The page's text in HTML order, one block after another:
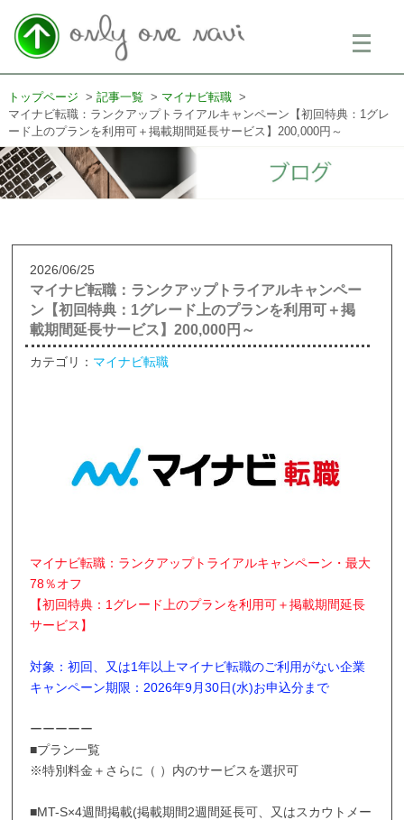
メ
ニ
ー
く
トップページ 記事一覧
マイナビ転職
マイナビ転職：ランクアップトライアルキャンペーン【初回特典：1グレ
ード上のプランを利用可＋掲載期間延長サービス】200,000円～
2026/06/25
マイナビ転職：ランクアップトライアルキャンペー
ン【初回特典：1グレード上のプランを利用可＋掲
載期間延長サービス】200,000円～
カテゴリ： マイナビ転職
マイナビ転職：ランクアップトライアルキャンペーン・最大
78％オフ
【初回特典：1グレード上のプランを利用可＋掲載期間延長
サービス】
対象：初回、又は1年以上マイナビ転職のご利用がない企業
キャンペーン期限：2026年9月30日(水)お申込分まで
ーーーーー
■プラン一覧
※特別料金＋さらに（ ）内のサービスを選択可
■MT-S×4週間掲載(掲載期間2週間延長可、又はスカウトメー